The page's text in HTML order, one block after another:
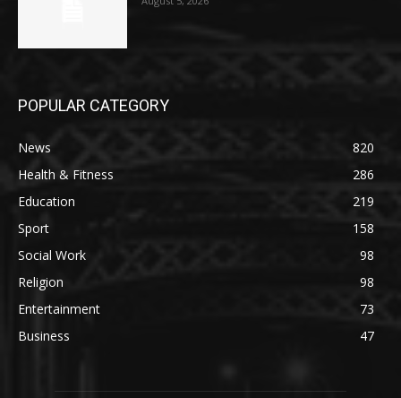
POPULAR CATEGORY
News
820
Health & Fitness
286
Education
219
Sport
158
Social Work
98
Religion
98
Entertainment
73
Business
47